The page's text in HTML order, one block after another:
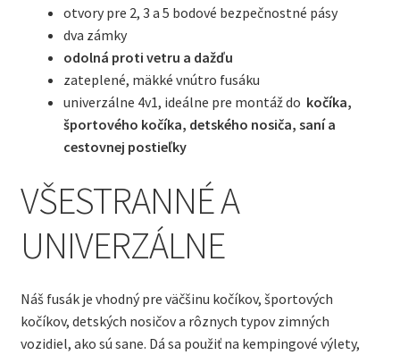
otvory pre 2, 3 a 5 bodové bezpečnostné pásy
dva zámky
odolná proti vetru a dažďu
zateplené, mäkké vnútro fusáku
univerzálne 4v1, ideálne pre montáž do kočíka,
športového kočíka, detského nosiča, saní a
cestovnej postieľky
VŠESTRANNÉ A
UNIVERZÁLNE
Náš fusák je vhodný pre väčšinu kočíkov, športových
kočíkov, detských nosičov a rôznych typov zimných
vozidiel, ako sú sane. Dá sa použiť na kempingové výlety,